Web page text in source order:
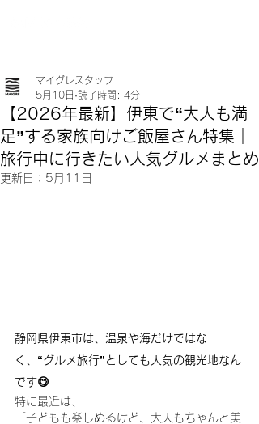
【2026年最新】伊東で“大人も満
足”する家族向けご飯屋さん特集｜
旅行中に行きたい人気グルメまとめ
マイグレスタッフ
5月10日 読了時間: 4分
更新日： 5月11日
静岡県伊東市は、温泉や海だけではな
く、“グルメ旅行”としても人気の観光地なん
です😋
特に最近は、
「子どもも楽しめるけど、大人もちゃんと美